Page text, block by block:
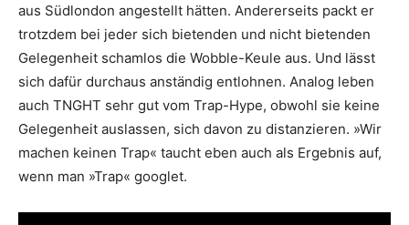
aus Südlondon angestellt hätten. Andererseits packt er
trotzdem bei jeder sich bietenden und nicht bietenden
Gelegenheit schamlos die Wobble-Keule aus. Und lässt
sich dafür durchaus anständig entlohnen. Analog leben
auch TNGHT sehr gut vom Trap-Hype, obwohl sie keine
Gelegenheit auslassen, sich davon zu distanzieren. »Wir
machen keinen Trap« taucht eben auch als Ergebnis auf,
wenn man »Trap« googlet.